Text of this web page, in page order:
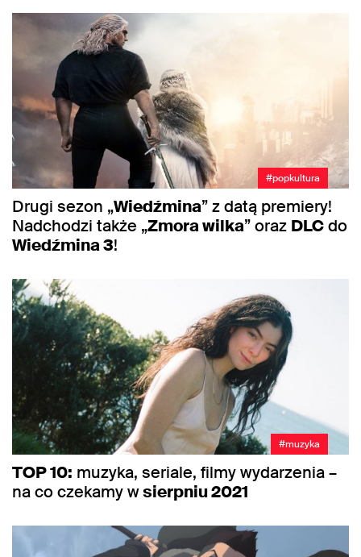
#popkultura
Drugi sezon „Wiedźmina” z datą premiery!
Nadchodzi także „Zmora wilka” oraz DLCdo
Wiedźmina 3!
#muzyka
TOP 10: muzyka, seriale, filmy wydarzenia –
na co czekamy wsierpniu 2021